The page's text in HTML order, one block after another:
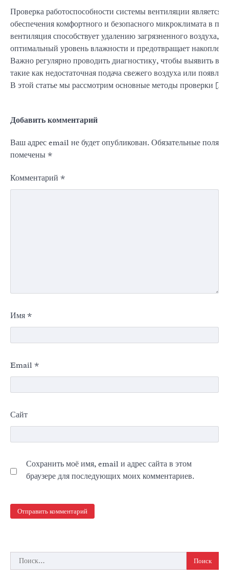
Проверка работоспособности системы вентиляции является
обеспечения комфортного и безопасного микроклимата в
вентиляция способствует удалению загрязненного воздуха,
оптимальный уровень влажности и предотвращает
Важно регулярно проводить диагностику, чтобы выявить
такие как недостаточная подача свежего воздуха или
В этой статье мы рассмотрим основные методы проверки […]
Добавить комментарий
Ваш адрес email не будет опубликован. Обязательные поля
помечены *
Комментарий *
Имя *
Email *
Сайт
Сохранить моё имя, email и адрес сайта в этом
браузере для последующих моих комментариев.
Найти: